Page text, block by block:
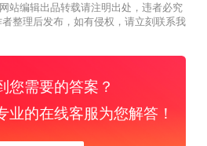
站编辑出品转载请注明出处，违者必究
整理后发布，如有侵权，请立刻联系我
您需要的答案？
业的在线客服为您解答！